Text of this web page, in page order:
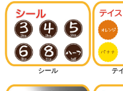
クロワッサン
バーガー
カンパーニュ（大きい
シール テ